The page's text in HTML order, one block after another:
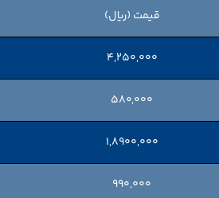
قیمت (ریال)
۴,۲۵۰,۰۰۰
۵۸۰,۰۰۰
۱,۸۹۰۰,۰۰۰
۹۹۰,۰۰۰